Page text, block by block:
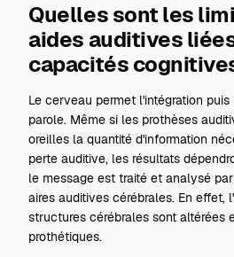
Quelles sont les
aides auditives
capacités
Le cerveau permet l'intégration
parole. Même si les prothèses
oreilles la quantité d'information
perte auditive, les résultats
le message est traité et analysé
aires auditives cérébrales. En effet,
structures cérébrales sont altérées
prothétiques.